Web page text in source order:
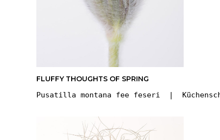
FLUFFY THOUGHTS OF SPRING
Pusatilla montana fee feseri  |